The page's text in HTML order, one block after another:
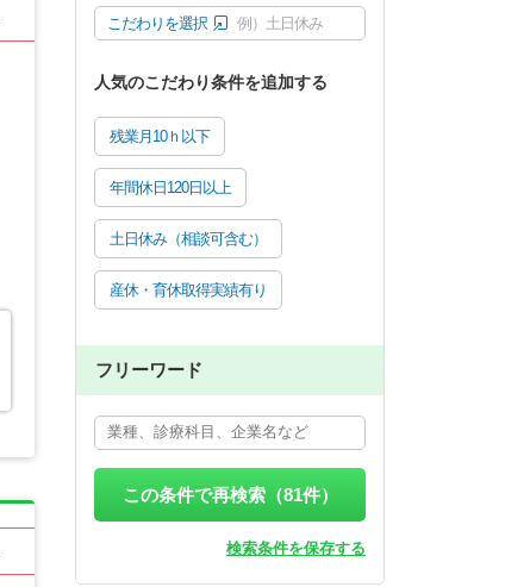
こだわりを選択 例）土日休み
人気のこだわり条件を追加する
残業月10ｈ以下
年間休日120日以上
土日休み（相談可含む）
産休・育休取得実績有り
フリーワード
この条件で再検索（81件）
検索条件を保存する